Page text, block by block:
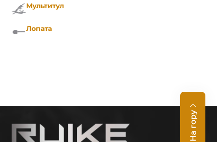
Мультитул
Лопата
На гору